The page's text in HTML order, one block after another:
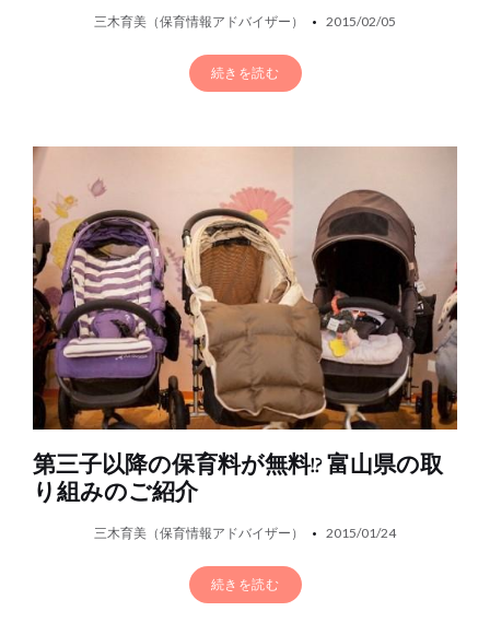
三木育美（保育情報アドバイザー） 2015/02/05
続きを読む
第三子以降の保育料が無料!? 富山県の取
り組みのご紹介
三木育美（保育情報アドバイザー） 2015/01/24
続きを読む